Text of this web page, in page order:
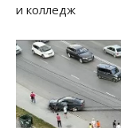
и колледж